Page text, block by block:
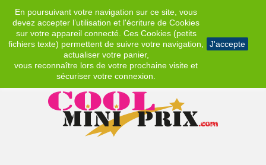
En poursuivant votre navigation sur ce site, vous
devez accepter l’utilisation et l'écriture de Cookies
sur votre appareil connecté. Ces Cookies (petits
fichiers texte) permettent de suivre votre navigation,
actualiser votre panier,
vous reconnaître lors de votre prochaine visite et
sécuriser votre connexion.
J'accepte
EUR